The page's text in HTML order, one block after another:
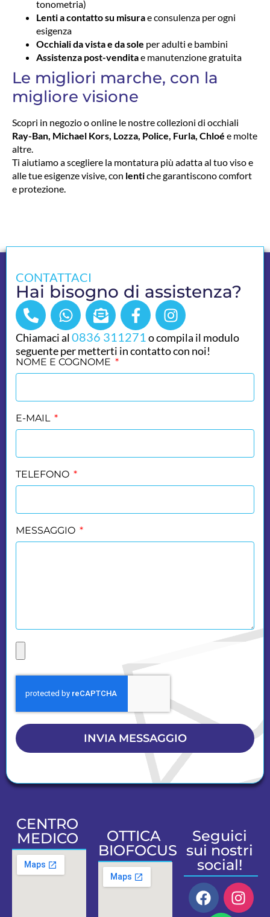
tonometria)
Lenti a contatto su misurae consulenza per ogni
esigenza
Occhiali da vista e da sole per adulti e bambini
Assistenza post-venditae manutenzione gratuita
Le migliori marche, con la
migliore visione
Scopri in negozio o online le nostre collezioni di occhiali
Ray-Ban, Michael Kors, Lozza, Police, Furla, Chloé e molte
altre.
Ti aiutiamo a scegliere la montatura più adatta al tuo viso e
alle tue esigenze visive, con lentiche garantiscono comfort
e protezione.
CONTATTACI
Hai bisogno di assistenza?
Chiamaci al0836 311271o compila il modulo
seguente per metterti in contatto con noi!
NOME E COGNOME
E-MAIL
TELEFONO
MESSAGGIO
INVIA MESSAGGIO
CENTRO
MEDICO
OTTICA
BIOFOCUS
Seguici
sui nostri
social!